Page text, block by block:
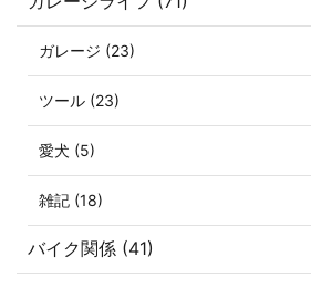
ガレージ (23)
ツール (23)
愛犬 (5)
雑記 (18)
バイク関係 (41)